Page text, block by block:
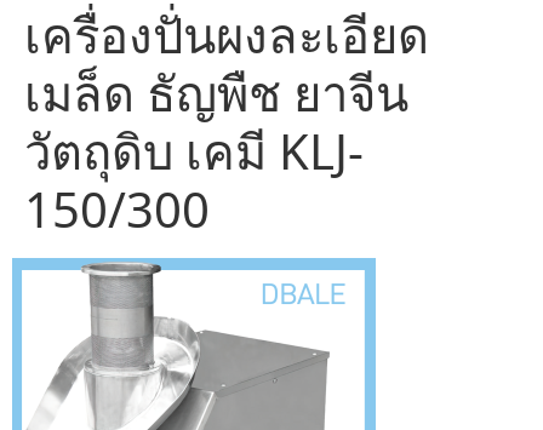
เครื่องปั่นผงละเอียด
เมล็ด ธัญพืช ยาจีน
วัตถุดิบ เคมี KLJ-
150/300